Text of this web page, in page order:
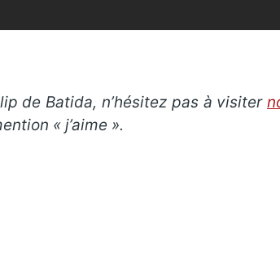
de Batida, n’hésitez pas à visiter
« j’aime ».